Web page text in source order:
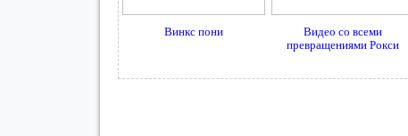
Винкс пони
Видео со всеми
превращениями Рокси